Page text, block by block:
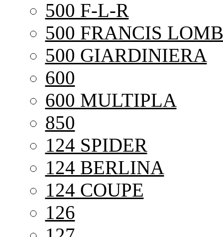
500 F-L-R
500 FRANCIS
500 GIARDINIERA
600
600 MULTIPLA
850
124 SPIDER
124 BERLINA
124 COUPE
126